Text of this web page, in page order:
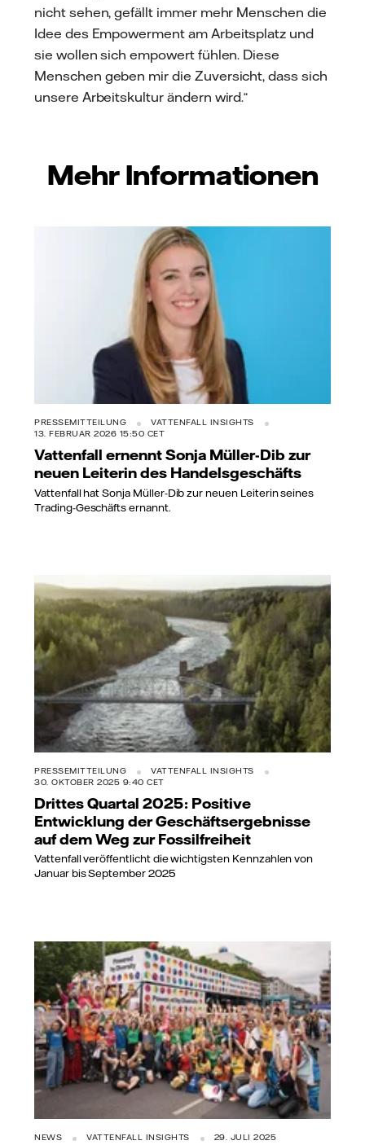
nicht sehen, gefällt immer mehr Menschen die
Idee des Empowerment am Arbeitsplatz und
sie wollen sich empowert fühlen. Diese
Menschen geben mir die Zuversicht, dass sich
unsere Arbeitskultur ändern wird.“
Mehr Informationen
PRESSEMITTEILUNG
VATTENFALL INSIGHTS
13. FEBRUAR 2026 15:50 CET
Vattenfall ernennt Sonja Müller-Dib zur
neuen Leiterin des Handelsgeschäfts
Vattenfall hat Sonja Müller-Dib zur neuen Leiterin seines
Trading-Geschäfts ernannt.
PRESSEMITTEILUNG
VATTENFALL INSIGHTS
30. OKTOBER 2025 9:40 CET
Drittes Quartal 2025: Positive
Entwicklung der Geschäftsergebnisse
auf dem Weg zur Fossilfreiheit
Vattenfall veröffentlicht die wichtigsten Kennzahlen von
Januar bis September 2025
NEWS VATTENFALL INSIGHTS 29. JULI 2025